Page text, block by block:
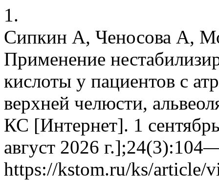
1.
Сипкин А, Ченосова А,
Применение
кислоты у пациентов с
верхней челюсти,
КС [Интернет]. 1
август 2026
https://kstom.ru/ks/article/